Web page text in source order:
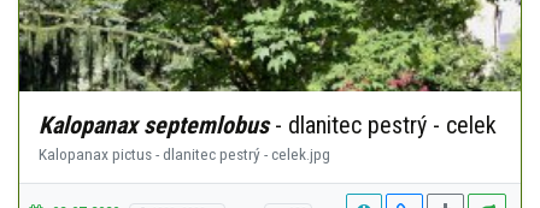
Kalopanax septemlobus- dlanitec pestrý - celek
Kalopanax pictus - dlanitec pestrý - celek.jpg